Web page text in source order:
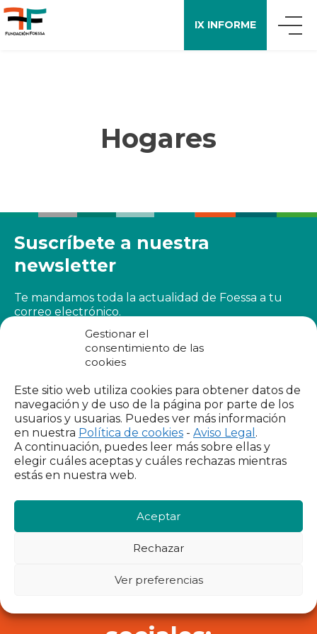
Gestionar el
consentimiento de las
cookies
Este sitio web utiliza cookies para obtener datos de
navegación y de uso de la página por parte de los
usuarios y usuarias. Puedes ver más información
en nuestra Política de cookies - Aviso Legal .
A continuación, puedes leer más sobre ellas y
elegir cuáles aceptas y cuáles rechazas mientras
estás en nuestra web.
Aceptar
Rechazar
Ver preferencias
IX INFORME
PUBLICACIONES
Hogares
Suscríbete a nuestra
newsletter
Te mandamos toda la actualidad de Foessa a tu
correo electrónico.
He leído y acepto los términos de uso y
la política de
privacidad
Para cualquier consulta puedes escribirnos a
informacion@foessa.org